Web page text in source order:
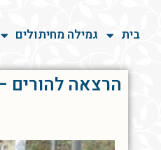
בית גמילה מחיתולים
הרצאה להורים